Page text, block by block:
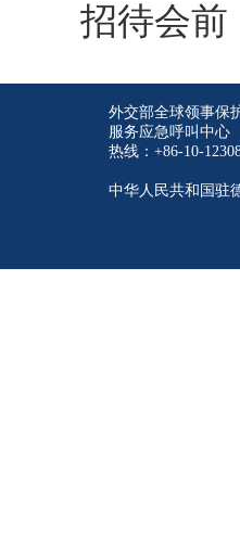
招待会前
外交部全球领事保
服务应急呼叫中心
热线：+86-10-
中华人民共和国驻